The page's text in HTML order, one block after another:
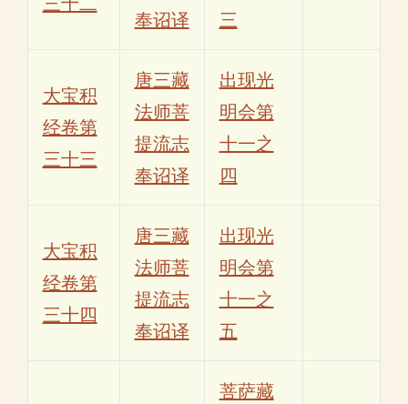
奉诏译
三
大宝积
经卷第
三十三
唐三藏
法师菩
提流志
奉诏译
出现光
明会第
十一之
四
大宝积
经卷第
三十四
唐三藏
法师菩
提流志
奉诏译
出现光
明会第
十一之
五
菩萨藏